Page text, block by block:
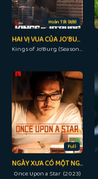
Hoàn Tất (8/8)
HAI VỊ VUA CỦA JO’BURG (PHẦN 2)
Kings of Jo'Burg (Season 2) (2023)
Full
NGÀY XƯA CÓ MỘT NGÔI SAO
Once Upon a Star (2023)